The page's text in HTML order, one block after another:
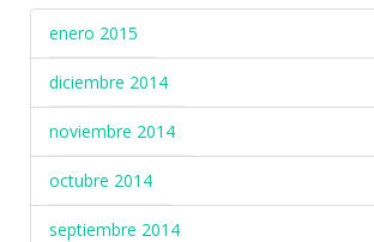
enero 2015
diciembre 2014
noviembre 2014
octubre 2014
septiembre 2014